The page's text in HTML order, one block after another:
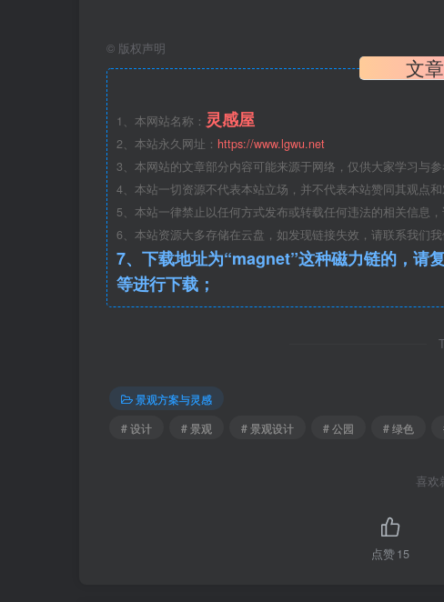
团设计。地被长势一般，局部出现大量露土情况，
要组成部分以及前滩临江一线展示面，现有景观设
不够紧密。
公园亮点项目稀缺，亟待升级。场地前身为浦
的高速开发让前滩地区变成了24小时的立体城市，
城的快速发展中仍能维系对旧时江滩的回忆，让场
出了“滩玩岛”的设计理念，江波拂动滩地，形成流
空间中自然穿梭，时而登高望远，时而探秘地下，
活动空间的组成部分，模糊建筑与景观的边界，围
原场地狭长，3栋建筑一字式布局，彼此之间缺
布局，三栋建筑之间产生互动和围合感，围合出的
间融合感，利于室内外活动氛围相互渗透、感染，
景观，尽量减小室内外高差，增加建筑空间可达性
© 版权声明
文
1、本网站名称： 灵感屋
2、本站永久网址： https://www.lgwu.net
3、本网站的文章部分内容可能来源于网络，仅供大家学习与
4、本站一切资源不代表本站立场，并不代表本站赞同其观点和
5、本站一律禁止以任何方式发布或转载任何违法的相关信息
6、本站资源大多存储在云盘，如发现链接失效，请联系我们我
7、下载地址为“magnet”这种磁力链的，请复制到磁
等进行下载；
景观方案与灵感
# 设计
# 景观 # 景观设计 # 公园 # 绿色
喜欢
点赞15